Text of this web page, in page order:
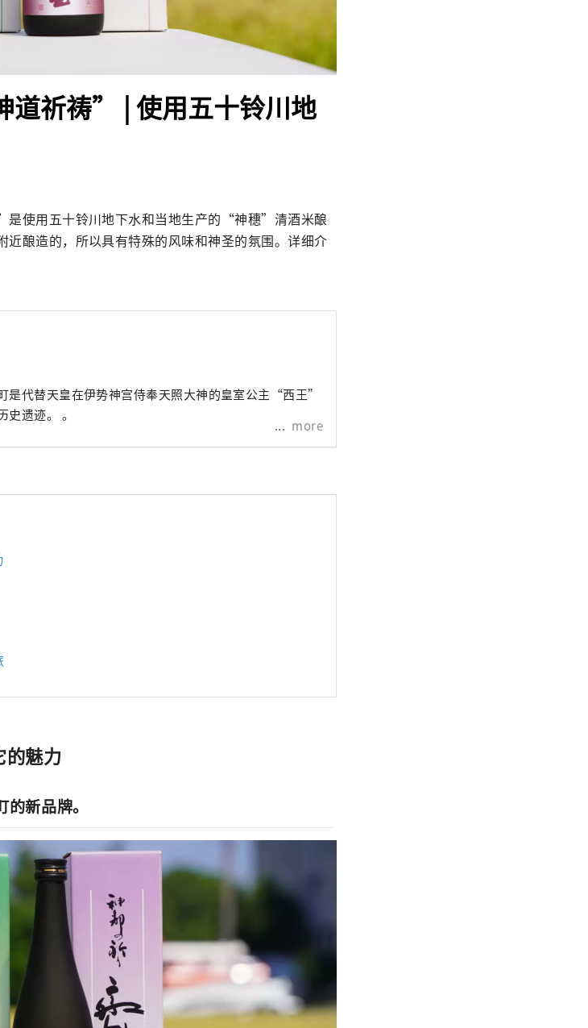
道祈祷” | 使用五十铃川地
使用五十铃川地下水和当地生产的“神穗”清酒米酿
酿造的，所以具有特殊的风味和神圣的氛围。详细介
是代替天皇在伊势神宫侍奉天照大神的皇室公主“西王”
遗迹。 。
more
的魅力
新品牌。